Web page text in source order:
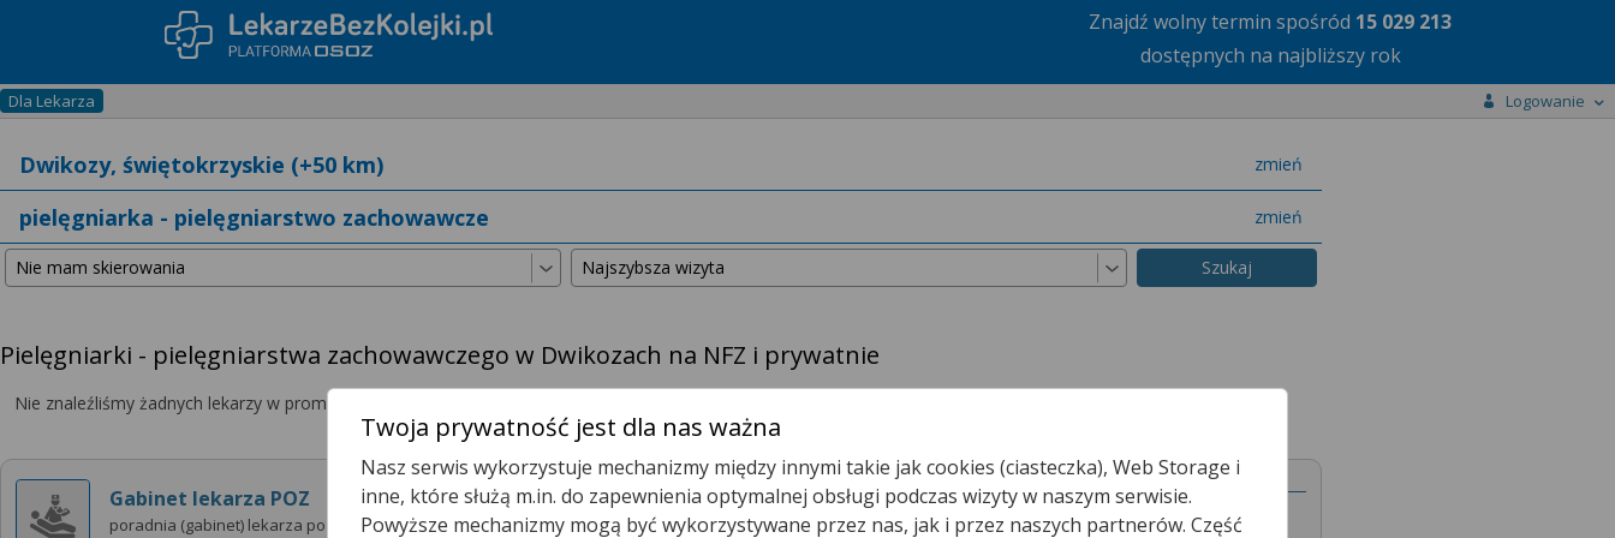
Znajdź wolny termin spośród 15 029 213
dostępnych na najbliższy rok
Dla Lekarza Logowanie
zmień
miasto
zmień
specjalizację
Pielęgniarki - pielęgniarstwa zachowawczego w Dwikozach na NFZ i prywatnie
Nie znaleźliśmy żadnych lekarzy w promieniu
Gabinet lekarza POZ
poradnia (gabinet) lekarza poz
Poradnia (gabinet) Lekarza POZ
Twoja prywatność jest dla nas ważna
Nasz serwis wykorzystuje mechanizmy między innymi takie jak cookies (ciasteczka), Web Storage i
inne, które służą m.in. do zapewnienia optymalnej obsługi podczas wizyty w naszym serwisie.
Powyższe mechanizmy mogą być wykorzystywane przez nas, jak i przez naszych partnerów. Część